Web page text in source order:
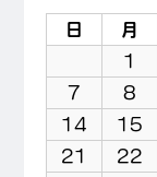
日
月
1
7
8
14
15
21
22